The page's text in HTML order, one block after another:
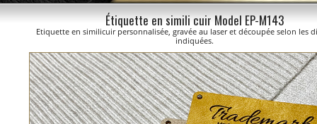
Étiquette en simili cuir Model EP-M143
Etiquette en similicuir personnalisée, gravée au laser et découpée selon les
indiquées.